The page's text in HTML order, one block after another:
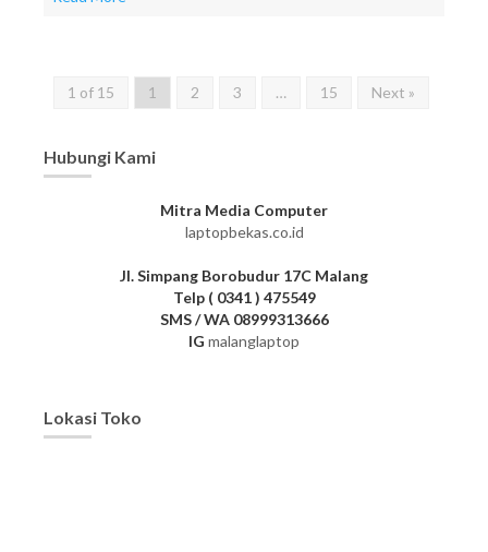
1 of 15 1 2 3 … 15 Next »
Hubungi Kami
Mitra Media Computer
laptopbekas.co.id
Jl. Simpang Borobudur 17C Malang
Telp ( 0341 ) 475549
SMS / WA 08999313666
IG malanglaptop
Lokasi Toko